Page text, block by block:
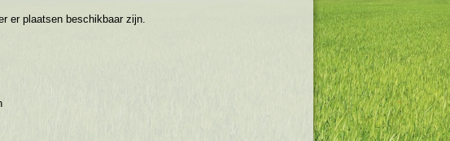
er plaatsen beschikbaar zijn.